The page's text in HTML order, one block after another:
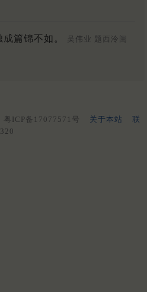
篇锦不如。
吴伟业 题西泠闺
粤ICP备17077571号 关于本站
联